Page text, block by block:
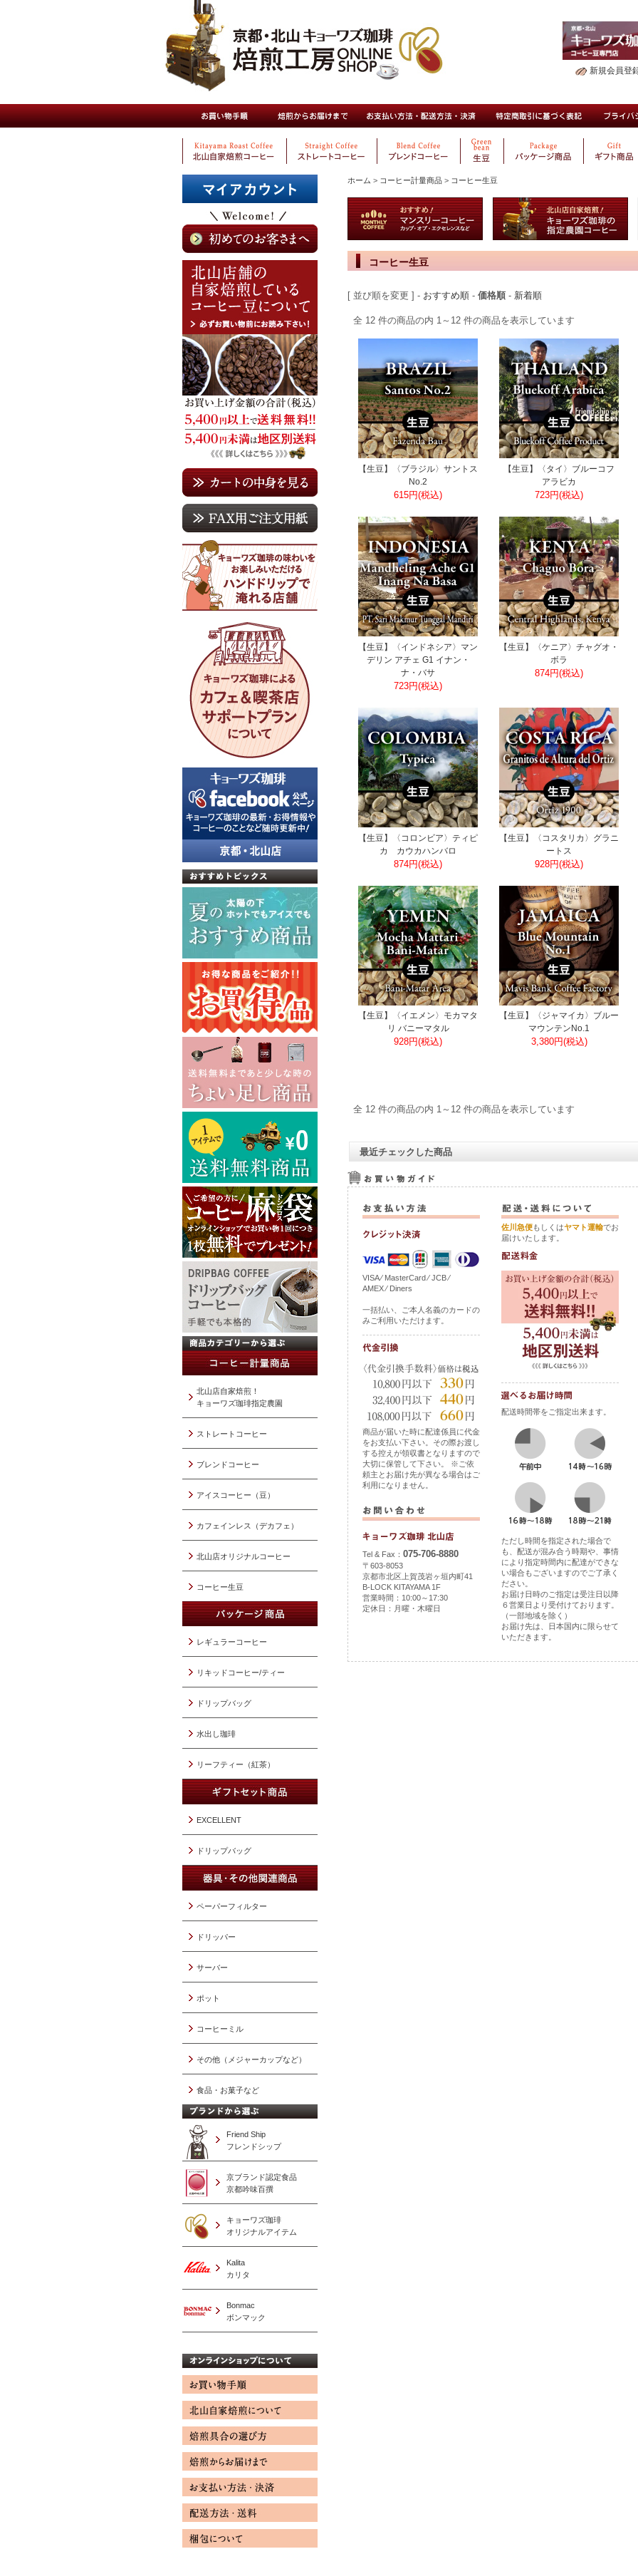
新規会員登
ホーム > コーヒー計量商品 > コーヒー生豆
コーヒー生豆
[ 並び順を変更 ] - おすすめ順 - 価格順 - 新着順
全 12 件の商品の内 1～12 件の商品を表示しています
【生豆】〈ブラジル〉サントス
No.2
615円(税込)
【生豆】〈タイ〉ブルーコフ
アラビカ
723円(税込)
【生豆】〈インドネシア〉マン
デリン アチェ G1 イナン・
ナ・バサ
723円(税込)
【生豆】〈ケニア〉チャグオ・
ボラ
874円(税込)
【生豆】〈コロンビア〉ティピ
カ カウカハンバロ
874円(税込)
【生豆】〈コスタリカ〉グラニ
ートス
928円(税込)
【生豆】〈イエメン〉モカマタ
リ バニーマタル
928円(税込)
【生豆】〈ジャマイカ〉ブルー
マウンテンNo.1
3,380円(税込)
全 12 件の商品の内 1～12 件の商品を表示しています
最近チェックした商品
VISA ⁄ MasterCard ⁄ JCB ⁄
AMEX ⁄ Diners
一括払い、ご本人名義のカードの
みご利用いただけます。
商品が届いた時に配達係員に代金
をお支払い下さい。その際お渡し
する控えが領収書となりますので
大切に保管して下さい。 ※ご依
頼主とお届け先が異なる場合はご
利用になりません。
Tel & Fax： 075-706-8880
〒603-8053
京都市北区上賀茂岩ヶ垣内町41
B-LOCK KITAYAMA 1F
営業時間：10:00～17:30
定休日：月曜・木曜日
佐川急便もしくはヤマト運輸でお
届けいたします。
配送時間帯をご指定出来ます。
ただし時間を指定された場合で
も、配送が混み合う時期や、事情
により指定時間内に配達ができな
い場合もございますのでご了承く
ださい。
お届け日時のご指定は受注日以降
６営業日より受付けております。
（一部地域を除く）
お届け先は、日本国内に限らせて
いただきます。
北山店自家焙煎！
キョーワズ珈琲指定農園
ストレートコーヒー
ブレンドコーヒー
アイスコーヒー（豆）
カフェインレス（デカフェ）
北山店オリジナルコーヒー
コーヒー生豆
レギュラーコーヒー
リキッドコーヒー/ティー
ドリップバッグ
水出し珈琲
リーフティー（紅茶）
EXCELLENT
ドリップバッグ
ペーパーフィルター
ドリッパー
サーバー
ポット
コーヒーミル
その他（メジャーカップなど）
食品・お菓子など
Friend Ship
フレンドシップ
京ブランド認定食品
京都吟味百撰
キョーワズ珈琲
オリジナルアイテム
Kalita
カリタ
Bonmac
ボンマック